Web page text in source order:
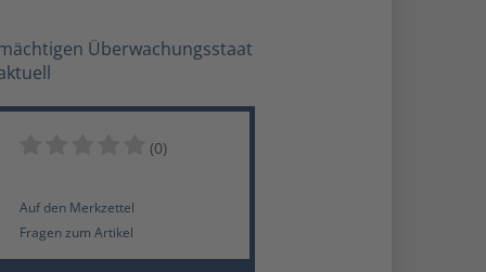
Überwachungsstaat
(0)
Auf den Merkzettel
Fragen zum Artikel